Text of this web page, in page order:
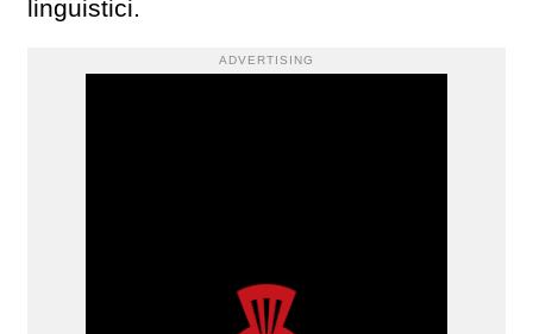
linguistici.
ADVERTISING